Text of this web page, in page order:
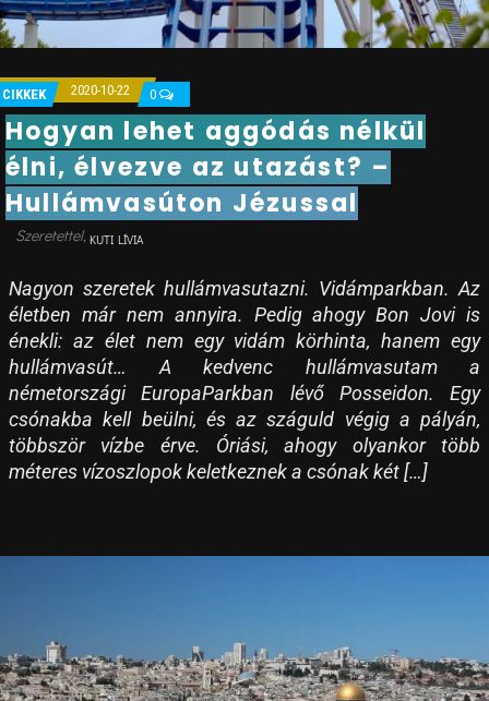
CIKKEK 2020-10-22 0
Hogyan lehet aggódás nélkül
élni, élvezve az utazást? –
Hullámvasúton Jézussal
KUTI LÍVIA
Nagyon szeretek hullámvasutazni. Vidámparkban. Az
életben már nem annyira. Pedig ahogy Bon Jovi is
énekli: az élet nem egy vidám körhinta, hanem egy
hullámvasút… A kedvenc hullámvasutam a
németországi EuropaParkban lévő Posseidon. Egy
csónakba kell beülni, és az száguld végig a pályán,
többször vízbe érve. Óriási, ahogy olyankor több
méteres vízoszlopok keletkeznek a csónak két […]